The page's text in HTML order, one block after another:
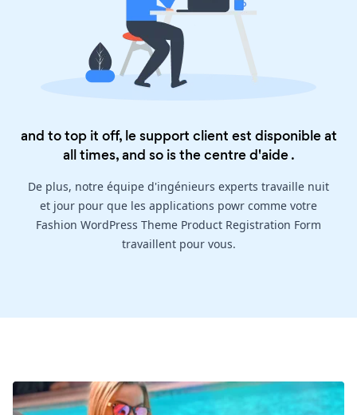
and to top it off, le support client est disponible at
all times, and so is thecentre d'aide.
De plus, notre équipe d'ingénieurs experts travaille nuit
et jour pour que les applications powr comme votre
Fashion WordPress Theme Product Registration Form
travaillent pour vous.